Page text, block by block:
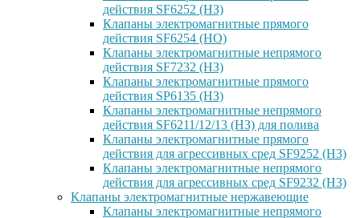
действия SF6252 (НЗ)
Клапаны электромагнитные прямого
действия SF6254 (НО)
Клапаны электромагнитные непрямого
действия SF7232 (НЗ)
Клапаны электромагнитные прямого
действия SP6135 (НЗ)
Клапаны электромагнитные непрямого
действия SF6211/12/13 (НЗ) для полива
Клапаны электромагнитные прямого
действия для агрессивных сред SF9252 (H3)
Клапаны электромагнитные непрямого
действия для агрессивных сред SF9232 (H3)
Клапаны электромагнитные нержавеющие
Клапаны электромагнитные непрямого